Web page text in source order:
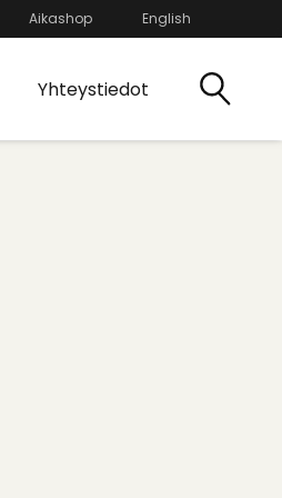
Aikashop English
Yhteystiedot